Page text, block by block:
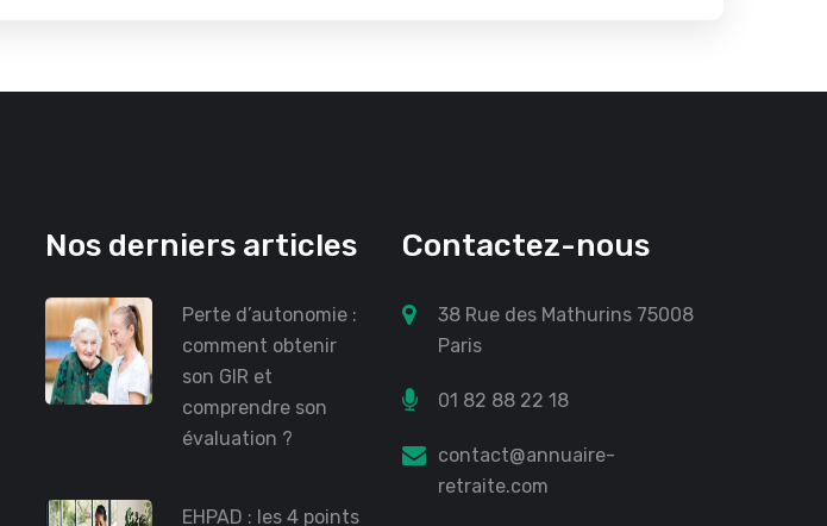
Nos derniers articles
Perte d’autonomie :
comment obtenir
son GIR et
comprendre son
évaluation ?
EHPAD : les 4 points
Contactez-nous
38 Rue des Mathurins 75008
Paris
01 82 88 22 18
contact@annuaire-
retraite.com